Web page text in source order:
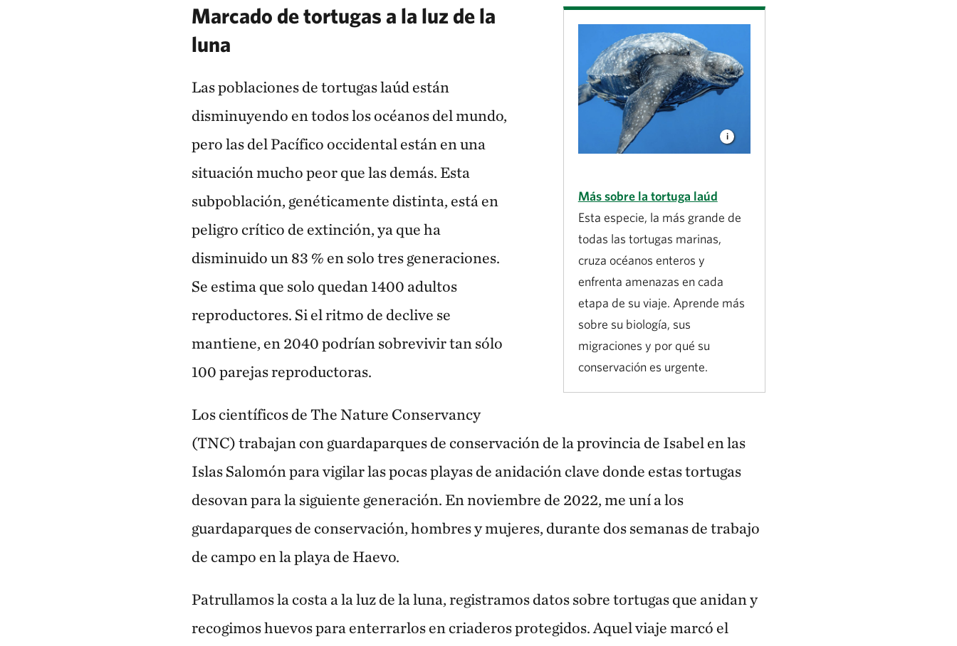
Más sobre la tortuga laúd
Esta especie, la más grande de
todas las tortugas marinas,
cruza océanos enteros y
enfrenta amenazas en cada
etapa de su viaje. Aprende más
sobre su biología, sus
migraciones y por qué su
conservación es urgente.
Marcado de tortugas a la luz de la
luna
Las poblaciones de tortugas laúd están
disminuyendo en todos los océanos del mundo,
pero las del Pacífico occidental están en una
situación mucho peor que las demás. Esta
subpoblación, genéticamente distinta, está en
peligro crítico de extinción, ya que ha
disminuido un 83 % en solo tres generaciones.
Se estima que solo quedan 1400 adultos
reproductores. Si el ritmo de declive se
mantiene, en 2040 podrían sobrevivir tan sólo
100 parejas reproductoras.
Los científicos de The Nature Conservancy
(TNC) trabajan con guardaparques de conservación de la provincia de Isabel en las
Islas Salomón para vigilar las pocas playas de anidación clave donde estas tortugas
desovan para la siguiente generación. En noviembre de 2022, me uní a los
guardaparques de conservación, hombres y mujeres, durante dos semanas de trabajo
de campo en la playa de Haevo.
Patrullamos la costa a la luz de la luna, registramos datos sobre tortugas que anidan y
recogimos huevos para enterrarlos en criaderos protegidos. Aquel viaje marcó el